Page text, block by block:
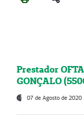
Prestador
GONÇALO
07 de Agosto de 2020